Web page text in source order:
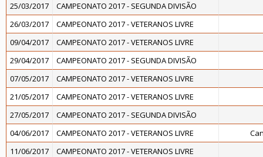
25/03/2017
CAMPEONATO 2017 - SEGUNDA DIVISÃO
26/03/2017
CAMPEONATO 2017 - VETERANOS LIVRE
09/04/2017
CAMPEONATO 2017 - VETERANOS LIVRE
29/04/2017
CAMPEONATO 2017 - SEGUNDA DIVISÃO
07/05/2017
CAMPEONATO 2017 - VETERANOS LIVRE
21/05/2017
CAMPEONATO 2017 - VETERANOS LIVRE
27/05/2017
CAMPEONATO 2017 - SEGUNDA DIVISÃO
04/06/2017
CAMPEONATO 2017 - VETERANOS LIVRE
11/06/2017
CAMPEONATO 2017 - VETERANOS LIVRE